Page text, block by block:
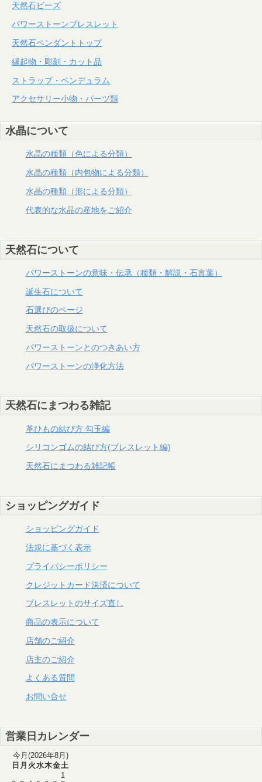
天然石ビーズ
パワーストーンブレスレット
天然石ペンダントトップ
縁起物・彫刻・カット品
ストラップ・ペンデュラム
アクセサリー小物・パーツ類
水晶について
水晶の種類（色による分類）
水晶の種類（内包物による分類）
水晶の種類（形による分類）
代表的な水晶の産地をご紹介
天然石について
パワーストーンの意味・伝承（種類・解説・石言葉）
誕生石について
石選びのページ
天然石の取扱について
パワーストーンとのつきあい方
パワーストーンの浄化方法
天然石にまつわる雑記
革ひもの結び方 勾玉編
シリコンゴムの結び方(ブレスレット編)
天然石にまつわる雑記帳
ショッピングガイド
ショッピングガイド
法規に基づく表示
プライバシーポリシー
クレジットカード決済について
ブレスレットのサイズ直し
商品の表示について
店舗のご紹介
店主のご紹介
よくある質問
お問い合せ
営業日カレンダー
今月(2026年8月)
日 月 火水木金土
1